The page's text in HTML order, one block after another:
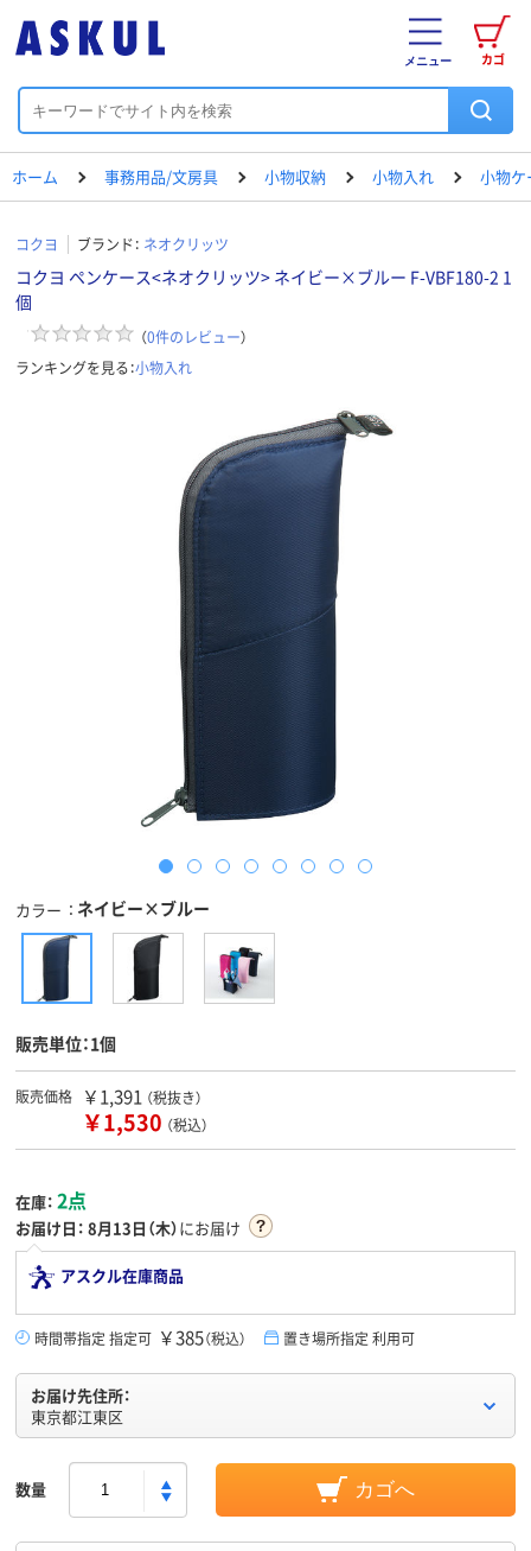
カゴ
メニュー
ホーム 事務用品/文房具 小物収納 小物入れ 小物ケ
コクヨ ブランド： ネオクリッツ
コクヨ ペンケース<ネオクリッツ> ネイビー×ブルー F-VBF180-2 1
個
（0件のレビュー）
ランキングを見る：小物入れ
カラー ネイビー×ブルー
販売単位：1個
販売価格 ￥1,391 （税抜き）
￥1,530 （税込）
在庫： 2点
お届け日： 8月13日（木）にお届け
アスクル在庫商品
時間帯指定 指定可 ￥385（税込） 置き場所指定 利用可
お届け先住所：
東京都江東区
数量 カゴへ